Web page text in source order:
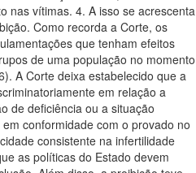
nas vítimas. 4. A isso se acrescenta
Como recorda a Corte, os
que tenham efeitos
de uma população no momento
A Corte deixa estabelecido que a
em relação a
de deficiência ou a situação
conformidade com o provado no
consistente na infertilidade
as políticas do Estado devem